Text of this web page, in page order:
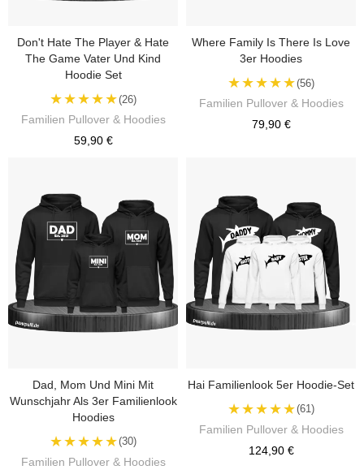
Don't Hate The Player & Hate
The Game Vater Und Kind
Hoodie Set
★★★★★(26)
Familien Pullover & Hoodies
59,90 €
Where Family Is There Is Love
3er Hoodies
★★★★★(56)
Familien Pullover & Hoodies
79,90 €
Dad, Mom Und Mini Mit
Wunschjahr Als 3er Familienlook
Hoodies
★★★★★(30)
Familien Pullover & Hoodies
Hai Familienlook 5er Hoodie-Set
★★★★★(61)
Familien Pullover & Hoodies
124,90 €